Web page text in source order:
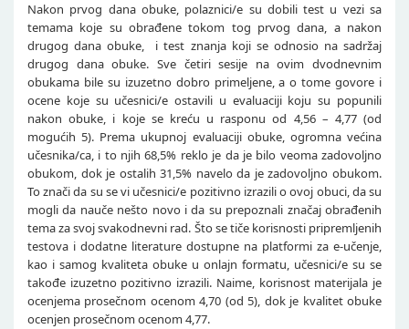
Nakon prvog dana obuke, polaznici/e su dobili test u vezi sa
temama koje su obrađene tokom tog prvog dana, a nakon
drugog dana obuke, i test znanja koji se odnosio na sadržaj
drugog dana obuke. Sve četiri sesije na ovim dvodnevnim
obukama bile su izuzetno dobro primeljene, a o tome govore i
ocene koje su učesnici/e ostavili u evaluaciji koju su popunili
nakon obuke, i koje se kreću u rasponu od 4,56 – 4,77 (od
mogućih 5). Prema ukupnoj evaluaciji obuke, ogromna većina
učesnika/ca, i to njih 68,5% reklo je da je bilo veoma zadovoljno
obukom, dok je ostalih 31,5% navelo da je zadovoljno obukom.
To znači da su se vi učesnici/e pozitivno izrazili o ovoj obuci, da su
mogli da nauče nešto novo i da su prepoznali značaj obrađenih
tema za svoj svakodnevni rad. Što se tiče korisnosti pripremljenih
testova i dodatne literature dostupne na platformi za e-učenje,
kao i samog kvaliteta obuke u onlajn formatu, učesnici/e su se
takođe izuzetno pozitivno izrazili. Naime, korisnost materijala je
ocenjema prosečnom ocenom 4,70 (od 5), dok je kvalitet obuke
ocenjen prosečnom ocenom 4,77.